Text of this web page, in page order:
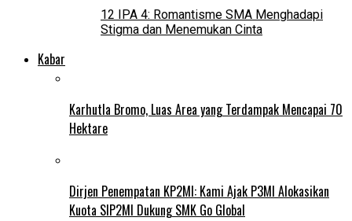
12 IPA 4: Romantisme SMA Menghadapi
Stigma dan Menemukan Cinta
Kabar
Karhutla Bromo, Luas Area yang Terdampak Mencapai 70
Hektare
Dirjen Penempatan KP2MI: Kami Ajak P3MI Alokasikan
Kuota SIP2MI Dukung SMK Go Global